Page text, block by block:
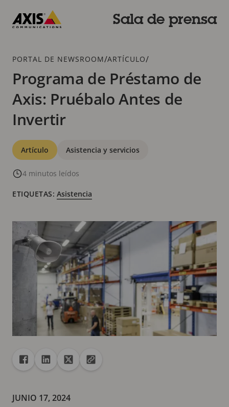
contenido
Sala de prensa
Breadcrumb
PORTAL DE NEWSROOM/ARTÍCULO/
Programa de Préstamo de
Axis: Pruébalo Antes de
Invertir
Categorías
Artículo Asistencia y servicios
4 minutos leídos
ETIQUETAS: Asistencia
Recurso compartido
Compartir en Facebook
Compartir en Linkedin
Compartir en X
Copiar la url en el portapapeles
JUNIO 17, 2024